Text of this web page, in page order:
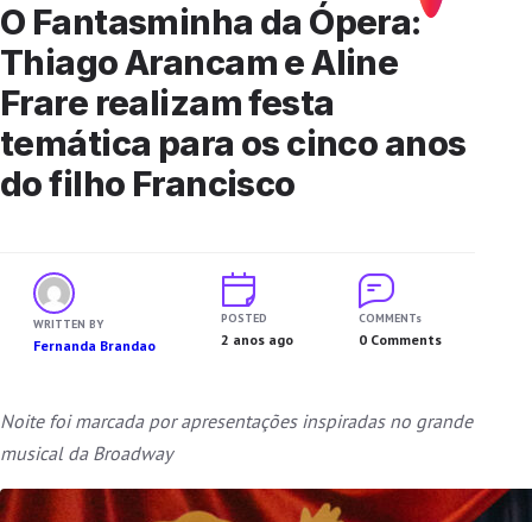
O Fantasminha da Ópera:
Thiago Arancam e Aline
Frare realizam festa
temática para os cinco anos
do filho Francisco
WRITTEN BY
Fernanda Brandao
POSTED
2 anos ago
COMMENTs
0 Comments
Noite foi marcada por apresentações inspiradas no grande
musical da Broadway